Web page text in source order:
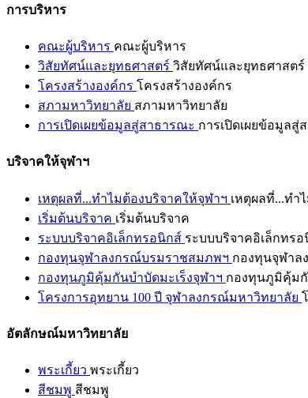
การบริหาร
คณะผู้บริหาร คณะผู้บริหาร
วิสัยทัศน์และยุทธศาสตร์ วิสัยทัศน์และยุทธศาสตร์
โครงสร้างองค์กร โครงสร้างองค์กร
สภามหาวิทยาลัย สภามหาวิทยาลัย
การเปิดเผยข้อมูลสู่สาธารณะ การเปิดเผยข้อมูลสู่
บริจาคให้จุฬาฯ
เหตุผลที่...ทำไมต้องบริจาคให้จุฬาฯ เหตุผลที่...ทำ
เริ่มต้นบริจาค เริ่มต้นบริจาค
ระบบบริจาคอิเล็กทรอนิกส์ ระบบบริจาคอิเล็กทร
กองทุนจุฬาลงกรณ์บรมราชสมภพฯ กองทุนจุฬาล
กองทุนภูมิคุ้มกันบำบัดมะเร็งจุฬาฯ กองทุนภูมิคุ้มกั
โครงการอุทยาน 100 ปี จุฬาลงกรณ์มหาวิทยาลัย
อัตลักษณ์มหาวิทยาลัย
พระเกี้ยว พระเกี้ยว
สีชมพู สีชมพู